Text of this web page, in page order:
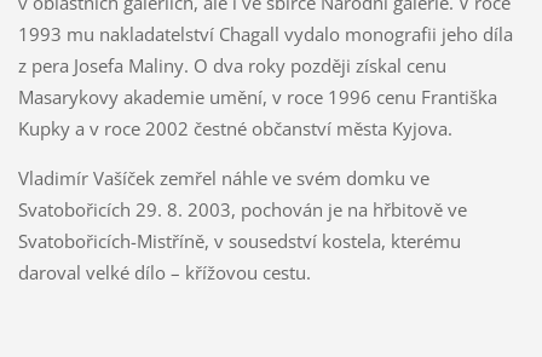
1993 mu nakladatelství Chagall vydalo monografii jeho díla
z pera Josefa Maliny. O dva roky později získal cenu
Masarykovy akademie umění, v roce 1996 cenu Františka
Kupky a v roce 2002 čestné občanství města Kyjova.
Vladimír Vašíček zemřel náhle ve svém domku ve
Svatobořicích 29. 8. 2003, pochován je na hřbitově ve
Svatobořicích-Mistříně, v sousedství kostela, kterému
daroval velké dílo – křížovou cestu.